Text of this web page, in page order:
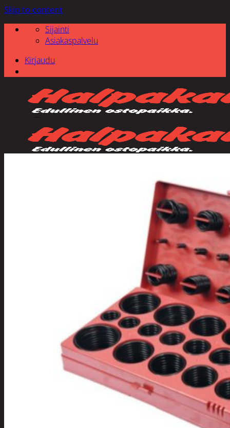
Skip to content
Sijainti
Asiakaspalvelu
Kirjaudu
Poistotuotteet
Kausituotteet
Joulu
Joulu- ja kausivalot
Eläimet ja
tontut
Kyntteliköt
Valoketjut ja
kuusenvalot
Joulukoristeet
Kranssit ja
asetelmat
Tontut ja
muut
Joulutekstiilit
Paketointi